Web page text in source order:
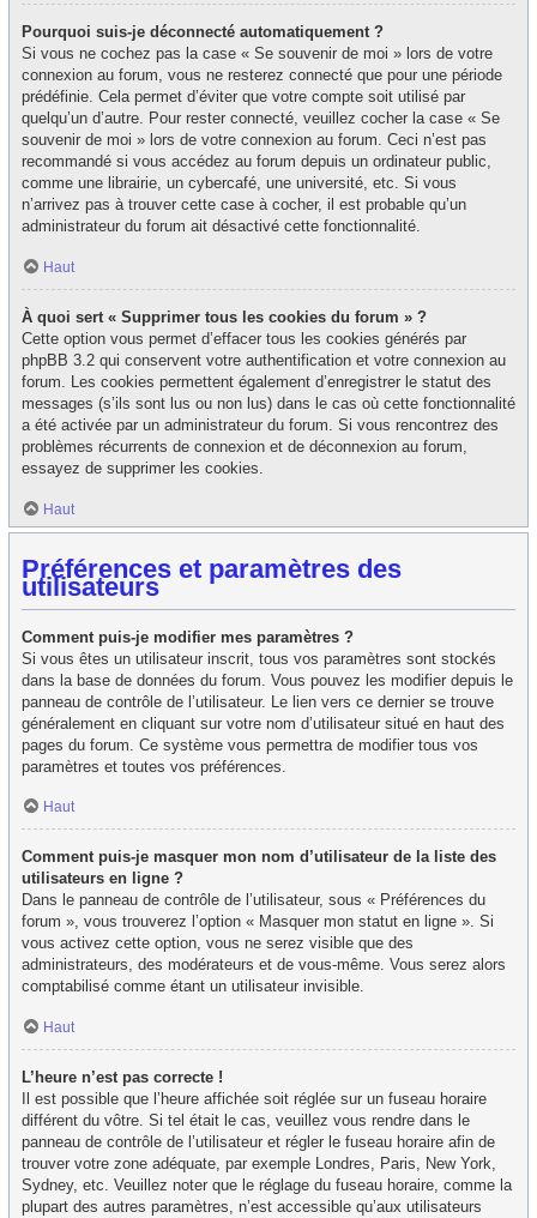
Pourquoi suis-je déconnecté automatiquement ?
Si vous ne cochez pas la case « Se souvenir de moi » lors de votre
connexion au forum, vous ne resterez connecté que pour une période
prédéfinie. Cela permet d’éviter que votre compte soit utilisé par
quelqu’un d’autre. Pour rester connecté, veuillez cocher la case « Se
souvenir de moi » lors de votre connexion au forum. Ceci n’est pas
recommandé si vous accédez au forum depuis un ordinateur public,
comme une librairie, un cybercafé, une université, etc. Si vous
n’arrivez pas à trouver cette case à cocher, il est probable qu’un
administrateur du forum ait désactivé cette fonctionnalité.
Haut
À quoi sert « Supprimer tous les cookies du forum » ?
Cette option vous permet d’effacer tous les cookies générés par
phpBB 3.2 qui conservent votre authentification et votre connexion au
forum. Les cookies permettent également d’enregistrer le statut des
messages (s’ils sont lus ou non lus) dans le cas où cette fonctionnalité
a été activée par un administrateur du forum. Si vous rencontrez des
problèmes récurrents de connexion et de déconnexion au forum,
essayez de supprimer les cookies.
Haut
Préférences et paramètres des
utilisateurs
Comment puis-je modifier mes paramètres ?
Si vous êtes un utilisateur inscrit, tous vos paramètres sont stockés
dans la base de données du forum. Vous pouvez les modifier depuis le
panneau de contrôle de l’utilisateur. Le lien vers ce dernier se trouve
généralement en cliquant sur votre nom d’utilisateur situé en haut des
pages du forum. Ce système vous permettra de modifier tous vos
paramètres et toutes vos préférences.
Haut
Comment puis-je masquer mon nom d’utilisateur de la liste des
utilisateurs en ligne ?
Dans le panneau de contrôle de l’utilisateur, sous « Préférences du
forum », vous trouverez l’option « Masquer mon statut en ligne ». Si
vous activez cette option, vous ne serez visible que des
administrateurs, des modérateurs et de vous-même. Vous serez alors
comptabilisé comme étant un utilisateur invisible.
Haut
L’heure n’est pas correcte !
Il est possible que l’heure affichée soit réglée sur un fuseau horaire
différent du vôtre. Si tel était le cas, veuillez vous rendre dans le
panneau de contrôle de l’utilisateur et régler le fuseau horaire afin de
trouver votre zone adéquate, par exemple Londres, Paris, New York,
Sydney, etc. Veuillez noter que le réglage du fuseau horaire, comme la
plupart des autres paramètres, n’est accessible qu’aux utilisateurs